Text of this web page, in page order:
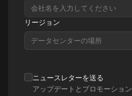
リージョン
データセンターの場所
ニュースレターを送る
アップデートとプロモーション